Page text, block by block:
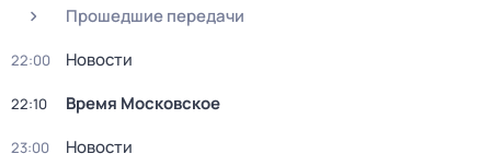
Прошедшие передачи
22:00 Новости
22:10 Время Московское
23:00 Новости